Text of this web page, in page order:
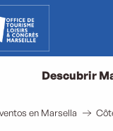
Descubrir
en Marsella